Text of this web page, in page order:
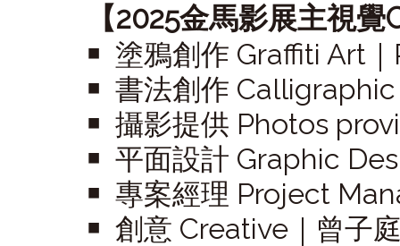
【2025金馬影展主視
￭ 塗鴉創作 Graffiti Art｜
￭ 書法創作
￭ 攝影提供 Photos
￭ 平面設計 Graphic
￭ 專案經理 Project
￭ 創意 Creative｜曾子